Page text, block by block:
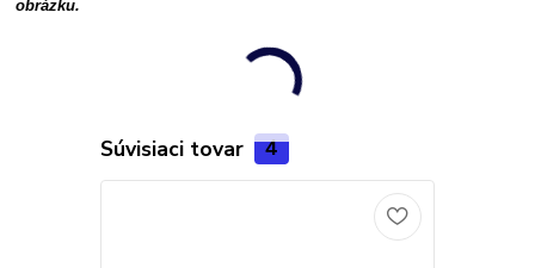
obrázku.
Súvisiaci tovar 4